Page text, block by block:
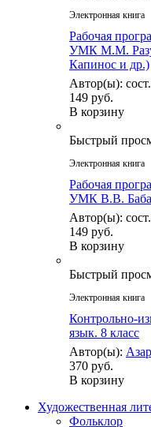
Электронная книга
Рабочая
УМК М.М.
Капинос и др.)
Автор(ы):
149 руб.
В корзину
Быстрый
Электронная книга
Рабочая
УМК В.В.
Автор(ы):
149 руб.
В корзину
Быстрый
Электронная книга
Контрольно-
язык. 8 класс
Автор(ы):
370 руб.
В корзину
Художественная
Фольклор